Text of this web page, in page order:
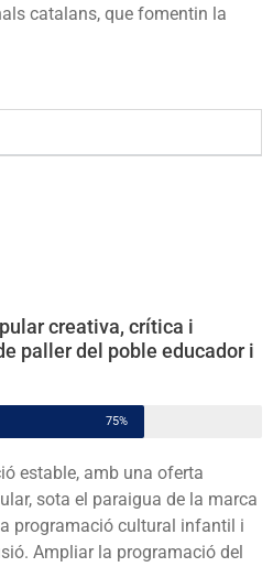
catalans, que fomentin la
creativa, crítica i
paller del poble educador i
75%
estable, amb una oferta
sota el paraigua de la marca
programació cultural infantil i
Ampliar la programació del